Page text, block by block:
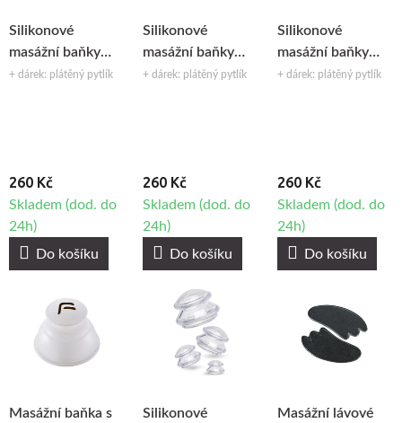
Silikonové
masážní baňky
Fabulo sada -
+ dárek: plátěný pytlík
260 Kč
Skladem (dod. do
24h)
Do košíku
Silikonové
masážní baňky
Fabulo sada -
+ dárek: plátěný pytlík
260 Kč
Skladem (dod. do
24h)
Do košíku
Silikonové
masážní baňky
Fabulo sada -
+ dárek: plátěný pytlík
260 Kč
Skladem (dod. do
24h)
Do košíku
Masážní baňka s
Silikonové
Masážní lávové